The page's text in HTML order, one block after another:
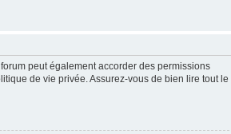
peut également accorder des permissions
de vie privée. Assurez-vous de bien lire tout le